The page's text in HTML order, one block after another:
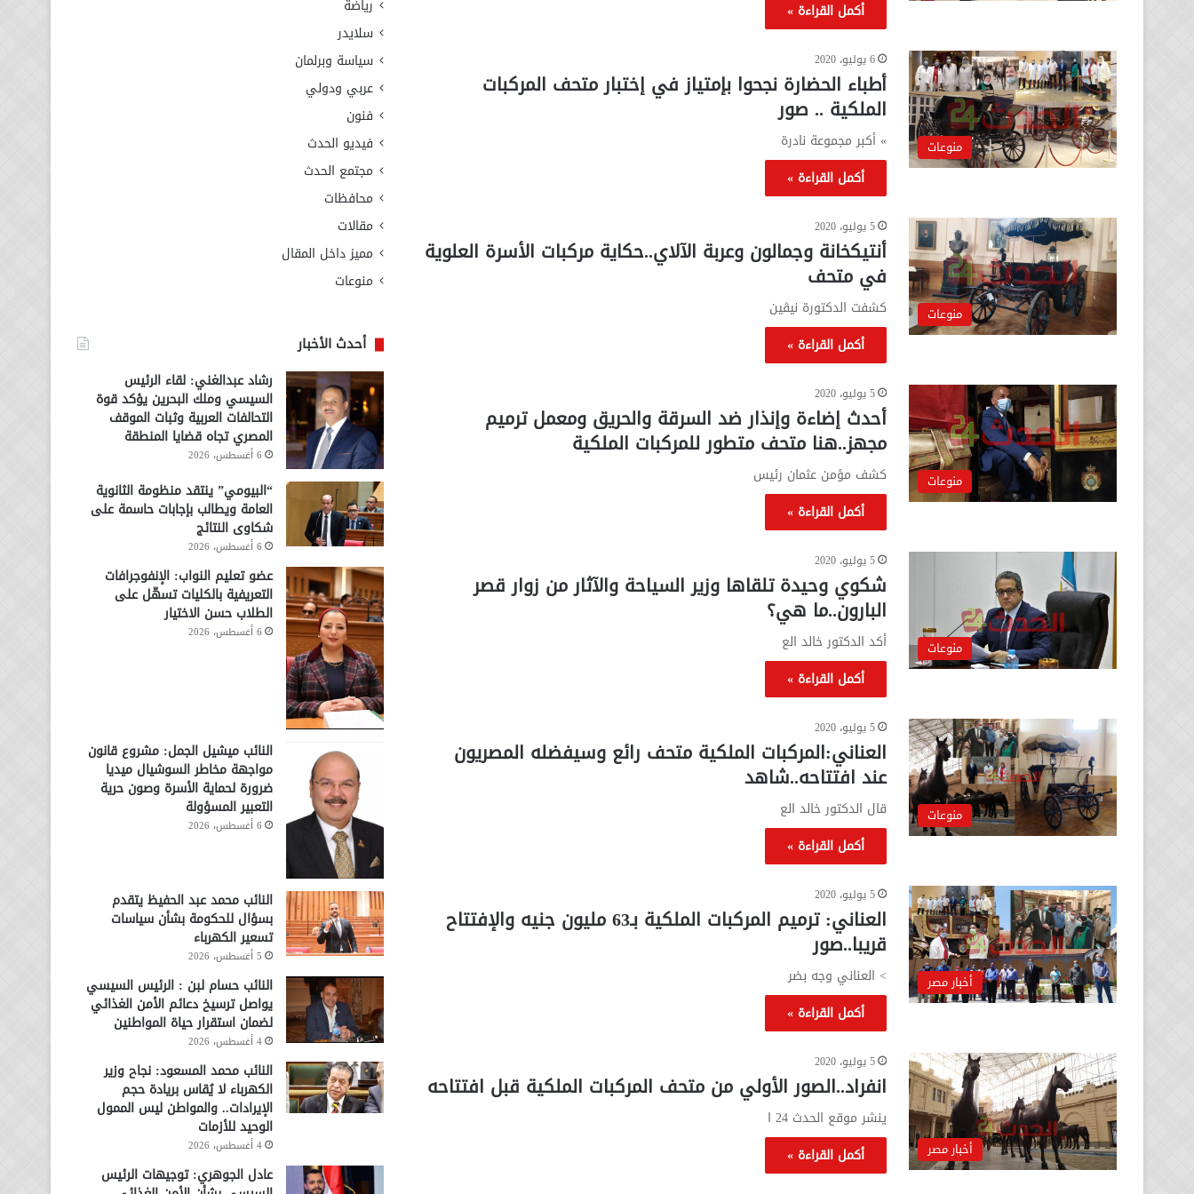
أكمل القراءة »
منوعات
6 يوليو، 2020
أطباء الحضارة نجحوا بإمتياز في إختبار متحف المركبات
الملكية .. صور
» أكبر مجموعة نادرة
أكمل القراءة »
منوعات
5 يوليو، 2020
أنتيكخانة وجمالون وعربة الآلاي..حكاية مركبات الأسرة العلوية
في متحف
كشفت الدكتورة نيڤين
أكمل القراءة »
منوعات
5 يوليو، 2020
أحدث إضاءة وإنذار ضد السرقة والحريق ومعمل ترميم
مجهز..هنا متحف متطور للمركبات الملكية
كشف مؤمن عثمان رئيس
أكمل القراءة »
منوعات
5 يوليو، 2020
شكوي وحيدة تلقاها وزير السياحة والآثار من زوار قصر
البارون..ما هي؟
أكد الدكتور خالد الع
أكمل القراءة »
منوعات
5 يوليو، 2020
العناني:المركبات الملكية متحف رائع وسيفضله المصريون
عند افتتاحه..شاهد
قال الدكتور خالد الع
أكمل القراءة »
أخبار مصر
5 يوليو، 2020
العناني: ترميم المركبات الملكية بـ63 مليون جنيه والإفتتاح
قريبا..صور
> العناني وجه بضر
أكمل القراءة »
أخبار مصر
5 يوليو، 2020
انفراد..الصور الأولي من متحف المركبات الملكية قبل افتتاحه
ينشر موقع الحدث 24 ا
أكمل القراءة »
رياضة
سلايدر
سياسة وبرلمان
عربي ودولي
فنون
فيديو الحدث
مجتمع الحدث
محافظات
مقالات
مميز داخل المقال
منوعات
أحدث الأخبار
رشاد عبدالغني: لقاء الرئيس
السيسي وملك البحرين يؤكد قوة
التحالفات العربية وثبات الموقف
المصري تجاه قضايا المنطقة
6 أغسطس، 2026
“البيومي” ينتقد منظومة الثانوية
العامة ويطالب بإجابات حاسمة على
شكاوى النتائج
6 أغسطس، 2026
عضو تعليم النواب: الإنفوجرافات
التعريفية بالكليات تسهّل على
الطلاب حسن الاختيار
6 أغسطس، 2026
النائب ميشيل الجمل: مشروع قانون
مواجهة مخاطر السوشيال ميديا
ضرورة لحماية الأسرة وصون حرية
التعبير المسؤولة
6 أغسطس، 2026
النائب محمد عبد الحفيظ يتقدم
بسؤال للحكومة بشأن سياسات
تسعير الكهرباء
5 أغسطس، 2026
النائب حسام لبن : الرئيس السيسي
يواصل ترسيخ دعائم الأمن الغذائي
لضمان استقرار حياة المواطنين
4 أغسطس، 2026
النائب محمد المسعود: نجاح وزير
الكهرباء لا يُقاس بريادة حجم
الإيرادات.. والمواطن ليس الممول
الوحيد للأزمات
4 أغسطس، 2026
عادل الجوهري: توجيهات الرئيس